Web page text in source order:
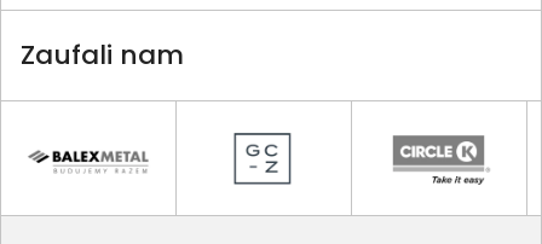
Zaufali nam